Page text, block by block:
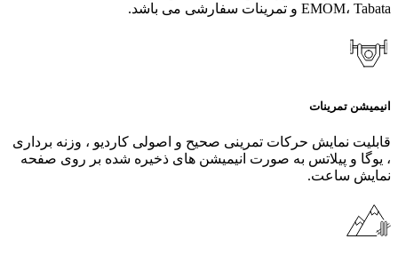
EMOM، Tabata و تمرینات سفارشی می باشد.
انیمیشن تمرینات
قابلیت نمایش حرکات تمرینی صحیح و اصولی کاردیو ، وزنه برداری
، یوگا و پیلاتس به صورت انیمیشن های ذخیره شده بر روی صفحه
نمایش ساعت.